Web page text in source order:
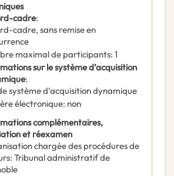
cadre:
cadre, sans remise en
maximal de participants: 1
sur le système d’acquisition
:
système d’acquisition dynamique
électronique: non
complémentaires,
et réexamen
chargée des procédures de
: Tribunal administratif de